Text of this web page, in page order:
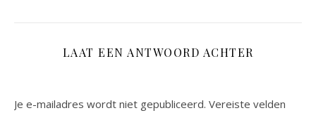
LAAT EEN ANTWOORD ACHTER
Je e-mailadres wordt niet gepubliceerd. Vereiste velden